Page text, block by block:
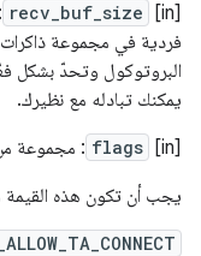
[in]
recv_buf_size
فردية في مجموعة ذاكرات
البروتوكول وتحدّ بشكل
يمكنك تبادله مع نظيرك.
‫[in]
flags : مجموعة
يجب أن تكون هذه القيمة